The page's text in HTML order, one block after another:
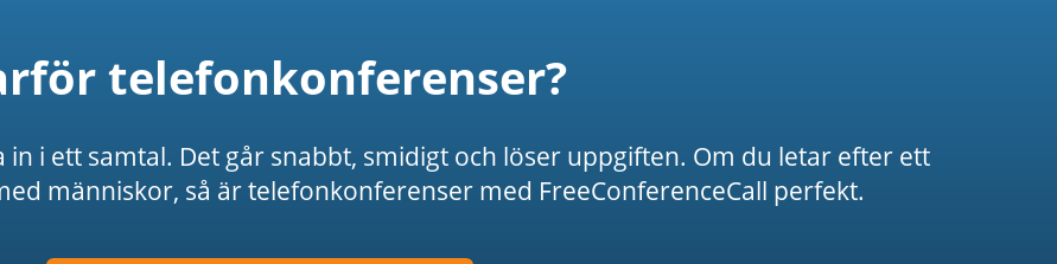
telefonkonferenser?
i ett samtal. Det går snabbt, smidigt och löser uppgiften. Om du letar efter ett
människor, så är telefonkonferenser med FreeConferenceCall perfekt.